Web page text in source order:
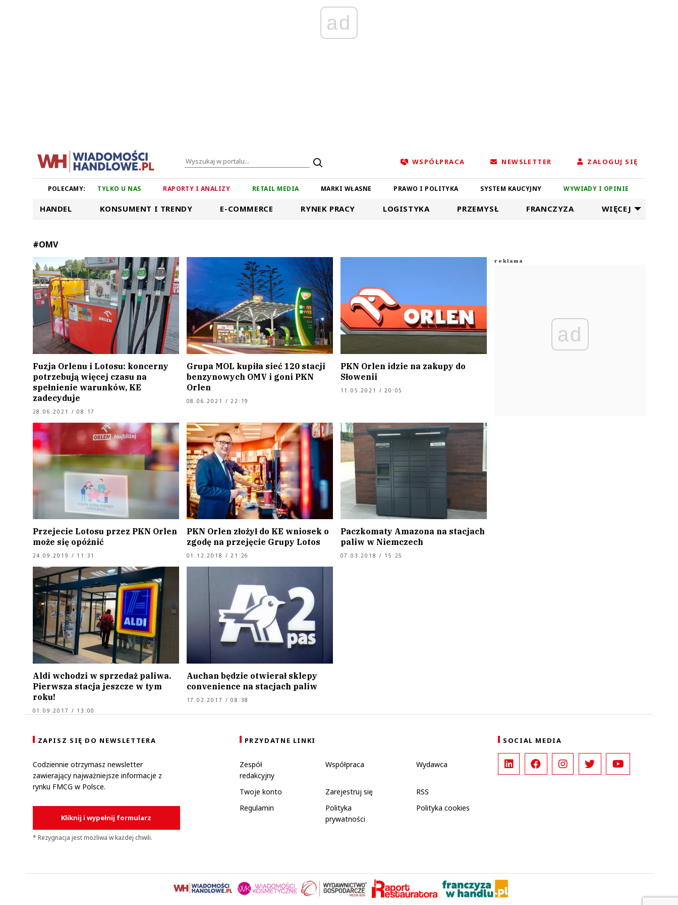
ad
WSPÓŁPRACA NEWSLETTER ZALOGUJ SIĘ
POLECAMY: TYLKO U NAS RAPORTY I ANALIZY RETAIL MEDIA MARKI WŁASNE PRAWO I POLITYKA SYSTEM KAUCYJNY WYWIADY I OPINIE
HANDEL KONSUMENT I TRENDY E-COMMERCE RYNEK PRACY LOGISTYKA PRZEMYSŁ FRANCZYZA WIĘCEJ
#OMV
Fuzja Orlenu i Lotosu: koncerny
potrzebują więcej czasu na
spełnienie warunków, KE
zadecyduje
28.06.2021 / 08:17
Grupa MOL kupiła sieć 120 stacji
benzynowych OMV i goni PKN
Orlen
08.06.2021 / 22:19
PKN Orlen idzie na zakupy do
Słowenii
11.05.2021 / 20:05
Przejecie Lotosu przez PKN Orlen
może się opóźnić
24.09.2019 / 11:31
PKN Orlen złożył do KE wniosek o
zgodę na przejęcie Grupy Lotos
01.12.2018 / 21:26
Paczkomaty Amazona na stacjach
paliw w Niemczech
07.03.2018 / 15:25
Aldi wchodzi w sprzedaż paliwa.
Pierwsza stacja jeszcze w tym
roku!
01.09.2017 / 13:00
Auchan będzie otwierał sklepy
convenience na stacjach paliw
17.02.2017 / 08:38
ad
ZAPISZ SIĘ DO NEWSLETTERA
Codziennie otrzymasz newsletter
zawierający najważniejsze informacje z
rynku FMCG w Polsce.
Kliknij i wypełnij formularz
* Rezygnacja jest możliwa w każdej chwili.
PRZYDATNE LINKI
Zespół
redakcyjny
Współpraca Wydawca
Twoje konto Zarejestruj się
RSS
Regulamin
Polityka
prywatności
Polityka cookies
SOCIAL MEDIA